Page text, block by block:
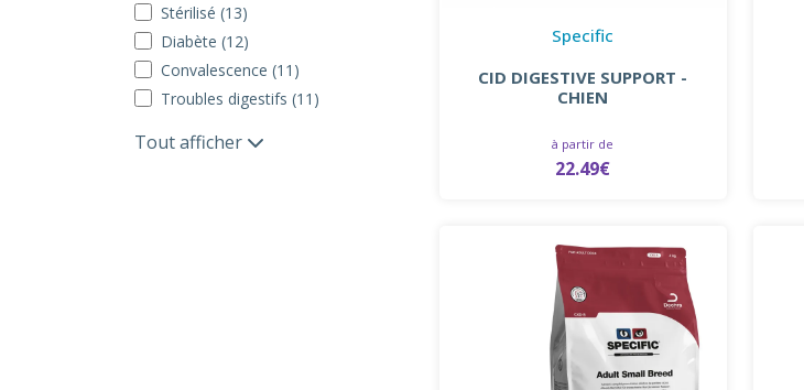
Stérilisé (13)
Diabète (12)
Convalescence (11)
Troubles digestifs (11)
Tout afficher
Specific
CID DIGESTIVE SUPPORT -
CHIEN
à partir de
22.49€